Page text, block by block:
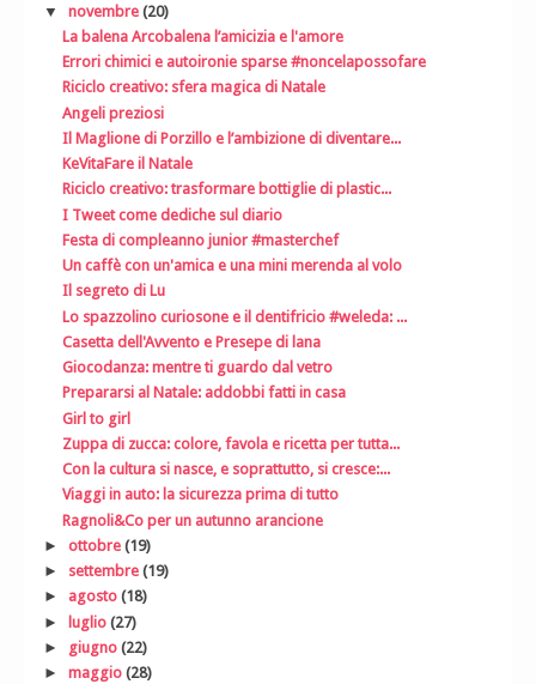
▼ novembre (20)
La balena Arcobalena l’amicizia e l'amore
Errori chimici e autoironie sparse #noncelapossofare
Riciclo creativo: sfera magica di Natale
Angeli preziosi
Il Maglione di Porzillo e l’ambizione di diventare...
KeVitaFare il Natale
Riciclo creativo: trasformare bottiglie di plastic...
I Tweet come dediche sul diario
Festa di compleanno junior #masterchef
Un caffè con un'amica e una mini merenda al volo
Il segreto di Lu
Lo spazzolino curiosone e il dentifricio #weleda: ...
Casetta dell'Avvento e Presepe di lana
Giocodanza: mentre ti guardo dal vetro
Prepararsi al Natale: addobbi fatti in casa
Girl to girl
Zuppa di zucca: colore, favola e ricetta per tutta...
Con la cultura si nasce, e soprattutto, si cresce:...
Viaggi in auto: la sicurezza prima di tutto
Ragnoli&Co per un autunno arancione
► ottobre (19)
► settembre (19)
► agosto (18)
► luglio (27)
► giugno (22)
► maggio (28)